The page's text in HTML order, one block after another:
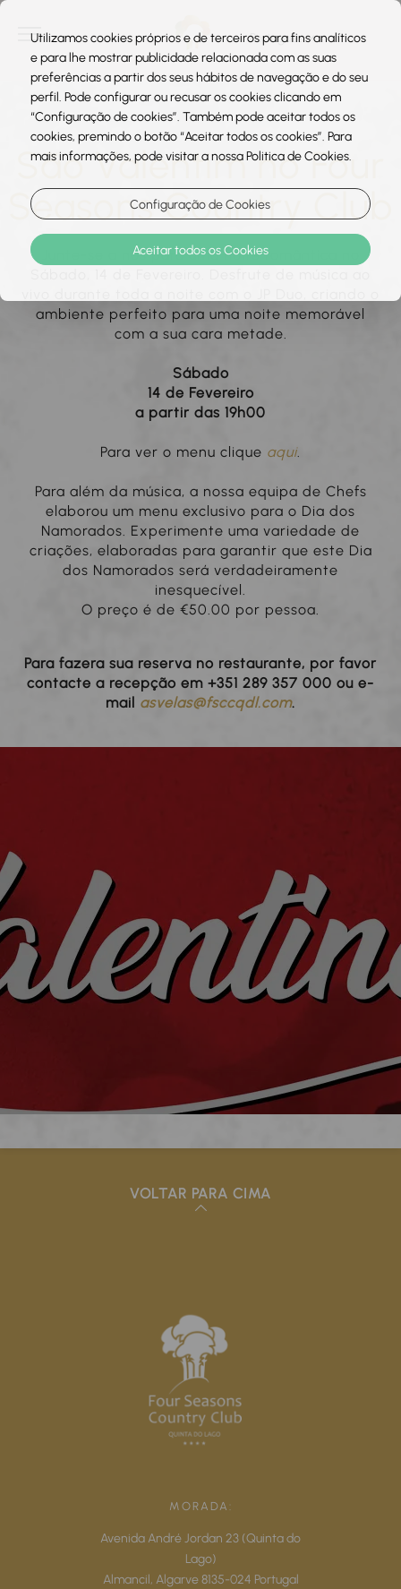
São Valentim no Four
Seasons Country Club
Junte-se a nós para uma noite romântica no
ambiente perfeito para uma noite memorável
com a sua cara metade.
Sábado
14 de Fevereiro
a partir das 19h00
Para ver o menu clique aqui.
Para além da música, a nossa equipa de Chefs
elaborou um menu exclusivo para o Dia dos
Namorados. Experimente uma variedade de
criações, elaboradas para garantir que este Dia
dos Namorados será verdadeiramente
inesquecível.
O preço é de €50.00 por pessoa.
Para fazera sua reserva no restaurante, por favor
contacte a recepção em +351 289 357 000 ou e-
mail asvelas@fsccqdl.com.
VOLTAR PARA CIMA
MORADA:
Avenida André Jordan 23 (Quinta do
Lago)
Almancil, Algarve8135-024 Portugal
Utilizamos cookies próprios e de terceiros para fins analíticos
e para lhe mostrar publicidade relacionada com as suas
preferências a partir dos seus hábitos de navegação e do seu
perfil. Pode configurar ou recusar os cookies clicando em
“Configuração de cookies”. Também pode aceitar todos os
cookies, premindo o botão “Aceitar todos os cookies”. Para
mais informações, pode visitar a nossa Politica de Cookies.
Configuração de Cookies
Aceitar todos os Cookies